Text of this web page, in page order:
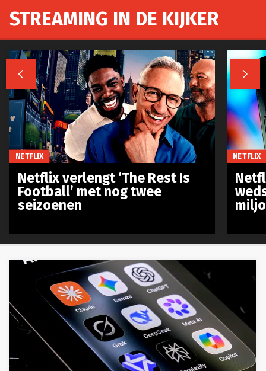
STREAMING IN DE KIJKER
 
NETFLIX
Netflix verlengt ‘The Rest Is
Football’ met nog twee
seizoenen
NETFLIX